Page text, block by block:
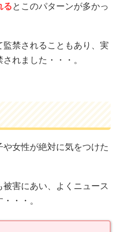
るとこのパターンが多かっ
禁されることもあり、実
れました・・・。
女性が絶対に気をつけた
害にあい、よくニュース
・・。